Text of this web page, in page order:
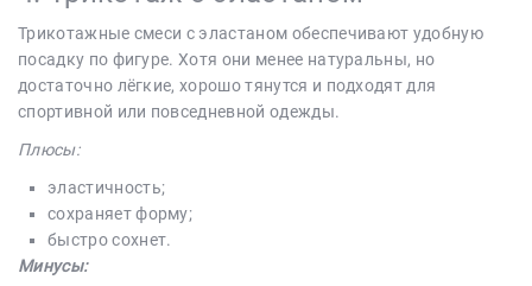
Трикотажные смеси с эластаном обеспечивают удобную
посадку по фигуре. Хотя они менее натуральны, но
достаточно лёгкие, хорошо тянутся и подходят для
спортивной или повседневной одежды.
Плюсы:
эластичность;
сохраняет форму;
быстро сохнет.
Минусы: